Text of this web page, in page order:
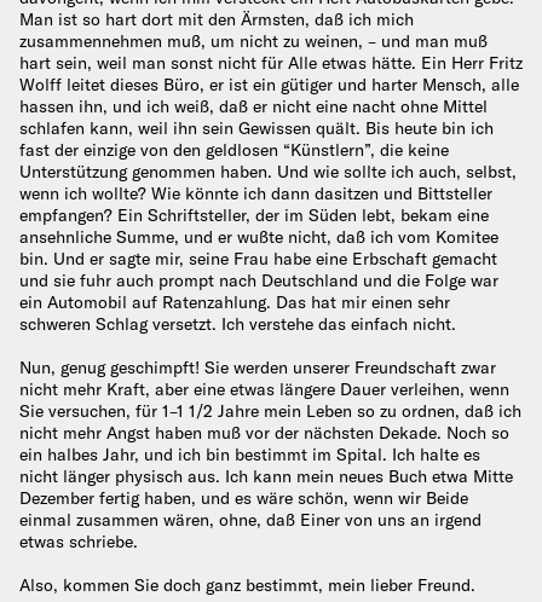
Man ist so hart dort mit den Ärmsten, daß ich mich
zusammennehmen muß, um nicht zu weinen, – und man muß
hart sein, weil man sonst nicht für Alle etwas hätte. Ein Herr Fritz
Wolff leitet dieses Büro, er ist ein gütiger und harter Mensch, alle
hassen ihn, und ich weiß, daß er nicht eine nacht ohne Mittel
schlafen kann, weil ihn sein Gewissen quält. Bis heute bin ich
fast der einzige von den geldlosen “Künstlern”, die keine
Unterstützung genommen haben. Und wie sollte ich auch, selbst,
wenn ich wollte? Wie könnte ich dann dasitzen und Bittsteller
empfangen? Ein Schriftsteller, der im Süden lebt, bekam eine
ansehnliche Summe, und er wußte nicht, daß ich vom Komitee
bin. Und er sagte mir, seine Frau habe eine Erbschaft gemacht
und sie fuhr auch prompt nach Deutschland und die Folge war
ein Automobil auf Ratenzahlung. Das hat mir einen sehr
schweren Schlag versetzt. Ich verstehe das einfach nicht.
Nun, genug geschimpft! Sie werden unserer Freundschaft zwar
nicht mehr Kraft, aber eine etwas längere Dauer verleihen, wenn
Sie versuchen, für 1–1 1/2 Jahre mein Leben so zu ordnen, daß ich
nicht mehr Angst haben muß vor der nächsten Dekade. Noch so
ein halbes Jahr, und ich bin bestimmt im Spital. Ich halte es
nicht länger physisch aus. Ich kann mein neues Buch etwa Mitte
Dezember fertig haben, und es wäre schön, wenn wir Beide
einmal zusammen wären, ohne, daß Einer von uns an irgend
etwas schriebe.
Also, kommen Sie doch ganz bestimmt, mein lieber Freund.